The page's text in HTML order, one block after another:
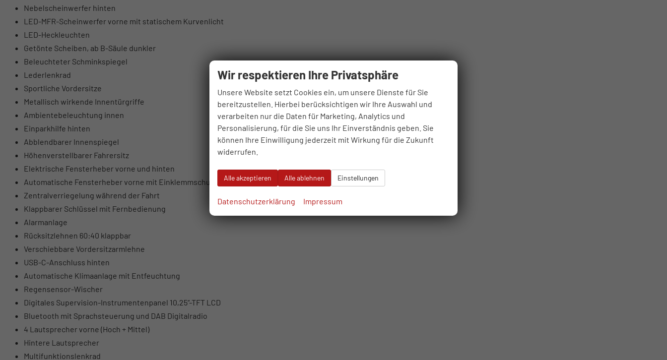
Nebelscheinwerfer hinten
LED-MFR-Scheinwerfer vorne mit statischem Kurvenlicht
LED-Heckleuchten
Getönte Scheiben, ab B-Säule dunkler
Beleuchteter Schminkspiegel
Lederlenkrad
Sportliche Vordersitze
Metallisch wirkende Innentürgriffe
Ambientebeleuchtung innen
Einparkhilfe hinten
Abblendbarer Innenspiegel
Höhenverstellbarer Fahrersitz
Elektrische Fensterheber vorne und hinten
Automatische Fensterheber vorne mit Einklemmschutz
Zentralverriegelung während der Fahrt
Klappbarer Schlüssel mit Fernbedienung
Alarmanlage
Rücksitzlehnen 60:40 klappbar
Verschiebbare Vordersitzarmlehne
USB-C-Anschluss hinten
Automatische Klimaanlage mit Entfeuchtung
Regensensor-Wischer
Digitales Supervision-Instrumentenpanel 10,25“-TFT LCD
Bluetooth mit Sprachsteuerung und DAB Digitalradio
4 Lautsprecher vorne (Hoch + Mittel)
Hintere Lautsprecher
Multifunktionslenkrad
Wir respektieren Ihre Privatsphäre
Unsere Website setzt Cookies ein, um unsere Dienste für Sie
bereitzustellen. Hierbei berücksichtigen wir Ihre Auswahl und
verarbeiten nur die Daten für Marketing, Analytics und
Personalisierung, für die Sie uns Ihr Einverständnis geben. Sie
können Ihre Einwilligung jederzeit mit Wirkung für die Zukunft
widerrufen.
Alle akzeptieren Alle ablehnen Einstellungen
Datenschutzerklärung Impressum